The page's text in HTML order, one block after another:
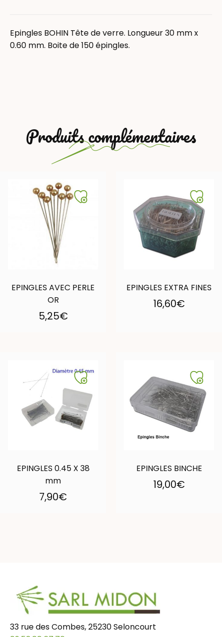
Epingles BOHIN Tête de verre. Longueur 30 mm x
0.60 mm. Boite de 150 épingles.
Produits complémentaires
EPINGLES AVEC PERLE
OR
5,25€
EPINGLES EXTRA FINES
16,60€
EPINGLES 0.45 X 38
mm
7,90€
EPINGLES BINCHE
19,00€
33 rue des Combes, 25230 Seloncourt